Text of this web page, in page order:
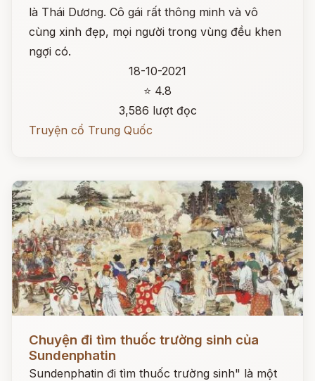
là Thái Dương. Cô gái rất thông minh và vô
cùng xinh đẹp, mọi người trong vùng đều khen
ngợi có.
18-10-2021
⭐ 4.8
3,586 lượt đọc
Truyện cổ Trung Quốc
Chuyện đi tìm thuốc trường sinh của
Sundenphatin
Sundenphatin đi tìm thuốc trường sinh" là một